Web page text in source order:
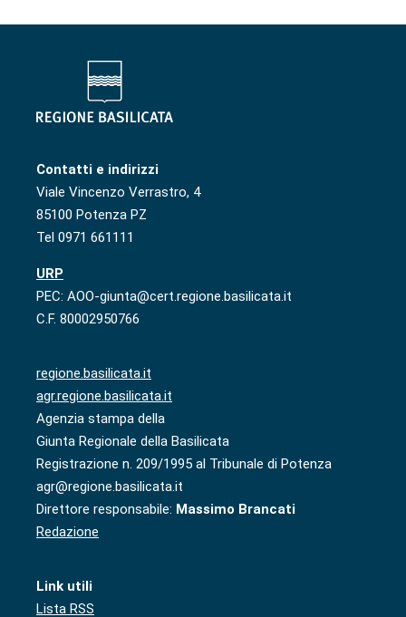
Contatti e indirizzi
Viale Vincenzo Verrastro, 4
85100 Potenza PZ
Tel 0971 661111
URP
PEC: AOO-giunta@cert.regione.basilicata.it
C.F. 80002950766
regione.basilicata.it
agr.regione.basilicata.it
Agenzia stampa della
Giunta Regionale della Basilicata
Registrazione n. 209/1995 al Tribunale di Potenza
agr@regione.basilicata.it
Direttore responsabile: Massimo Brancati
Redazione
Link utili
Lista RSS